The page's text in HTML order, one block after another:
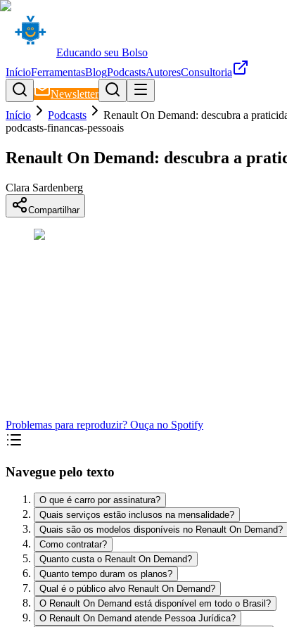
Educando seu Bolso
InícioFerramentasBlogPodcastsAutoresConsultoria
Newsletter
Início
Podcasts
Renault On Demand: descubra a
podcasts-financas-pessoais
Renault On Demand: descubra a
Clara Sardenberg
Compartilhar
Problemas para reproduzir? Ouça no Spotify
Navegue pelo texto
O que é carro por assinatura?
Quais serviços estão inclusos na mensalidade?
Quais são os modelos disponíveis no Renault On Demand?
Como contratar?
Quanto custa o Renault On Demand?
Quanto tempo duram os planos?
Qual é o público alvo Renault On Demand?
O Renault On Demand está disponível em todo o Brasil?
O Renault On Demand atende Pessoa Jurídica?